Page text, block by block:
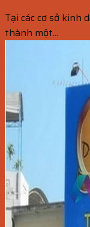
Tại các cơ sở kinh
thành một...